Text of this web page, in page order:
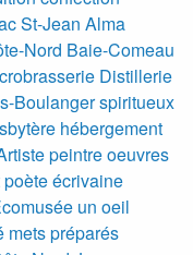
St-Jean Alma
Nord Baie-Comeau
Distillerie
Boulanger spiritueux
hébergement
peintre oeuvres
écrivaine
un oeil
mets préparés